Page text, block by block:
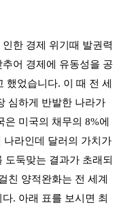
한 경제 위기때 발권력
어 경제에 유동성을 공
했었습니다. 이 때 전 세
심하게 반발한 나라가
은 미국의 채무의 8%에
나라인데 달러의 가치가
둑맞는 결과가 초래되
친 양적완화는 전 세계
다. 아래 표를 보시면 최